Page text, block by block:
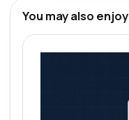
You may also enjoy